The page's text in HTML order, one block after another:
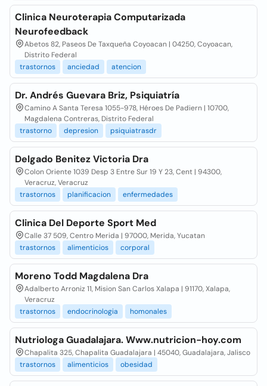
Clinica Neuroterapia Computarizada
Neurofeedback
Abetos 82, Paseos De Taxqueña Coyoacan | 04250, Coyoacan,
Distrito Federal
trastornos
anciedad atencion
Dr. Andrés Guevara Briz, Psiquiatría
Camino A Santa Teresa 1055-978, Héroes De Padiern | 10700,
Magdalena Contreras, Distrito Federal
trastorno
depresion psiquiatrasdr
Delgado Benitez Victoria Dra
Colon Oriente 1039 Desp 3 Entre Sur 19 Y 23, Cent | 94300,
Veracruz, Veracruz
trastornos
planificacion enfermedades
Clinica Del Deporte Sport Med
Calle 37 509, Centro Merida | 97000, Merida, Yucatan
trastornos
alimenticios corporal
Moreno Todd Magdalena Dra
Adalberto Arroniz 11, Mision San Carlos Xalapa | 91170, Xalapa,
Veracruz
trastornos
endocrinologia homonales
Nutriologa Guadalajara. Www.nutricion-hoy.com
Chapalita 325, Chapalita Guadalajara | 45040, Guadalajara, Jalisco
trastornos
alimenticios obesidad